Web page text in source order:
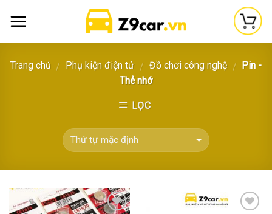
Trang chủ / Phụ kiện điện tử / Đồ chơi công nghệ / Pin -
Thẻ nhớ
LỌC